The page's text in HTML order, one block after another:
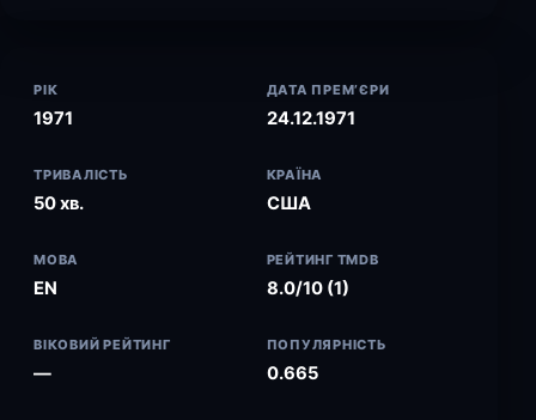
РІК
1971
ДАТА ПРЕМ’ЄРИ
24.12.1971
ТРИВАЛІСТЬ
50 хв.
КРАЇНА
США
МОВА
EN
РЕЙТИНГ TMDB
8.0/10 (1)
ВІКОВИЙ РЕЙТИНГ
—
ПОПУЛЯРНІСТЬ
0.665